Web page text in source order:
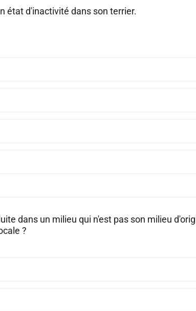
état d'inactivité dans son terrier.
dans un milieu qui n'est pas son milieu
?